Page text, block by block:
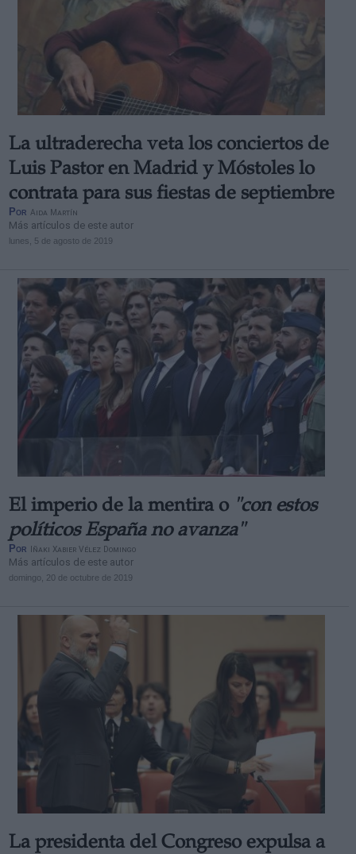
La ultraderecha veta los conciertos de
Luis Pastor en Madrid y Móstoles lo
contrata para sus fiestas de septiembre
Por Aida Martín
Más artículos de este autor
lunes, 5 de agosto de 2019
El imperio de la mentira o "con estos
políticos España no avanza"
Por Iñaki Xabier Vélez Domingo
Más artículos de este autor
domingo, 20 de octubre de 2019
La presidenta del Congreso expulsa a